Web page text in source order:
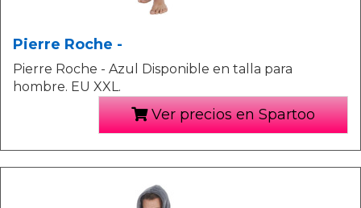
Pierre Roche -
Pierre Roche - Azul Disponible en talla para
hombre. EU XXL.
Ver precios en Spartoo